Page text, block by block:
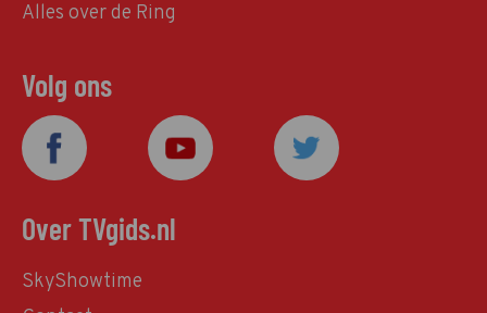
Alles over de Ring
Volg ons
Over TVgids.nl
SkyShowtime